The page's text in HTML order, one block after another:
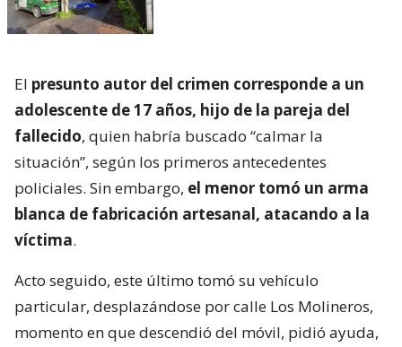
El presunto autor del crimen corresponde a un
adolescente de 17 años, hijo de la pareja del
fallecido, quien habría buscado “calmar la
situación”, según los primeros antecedentes
policiales. Sin embargo, el menor tomó un arma
blanca de fabricación artesanal, atacando a la
víctima.
Acto seguido, este último tomó su vehículo
particular, desplazándose por calle Los Molineros,
momento en que descendió del móvil, pidió ayuda,